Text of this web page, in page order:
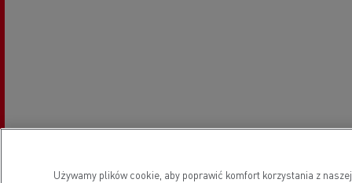
Używamy plików cookie, aby poprawić komfort korzystania z